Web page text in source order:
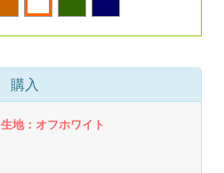
購入
生地：オフホワイト